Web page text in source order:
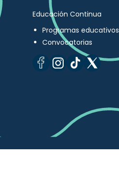
Educación Continua
Programas educativos
Convocatorias